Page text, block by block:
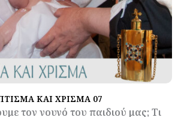
ΚΑΙ ΧΡΙΣΜΑ 07
τον νουνό του παιδιού μας; Τι